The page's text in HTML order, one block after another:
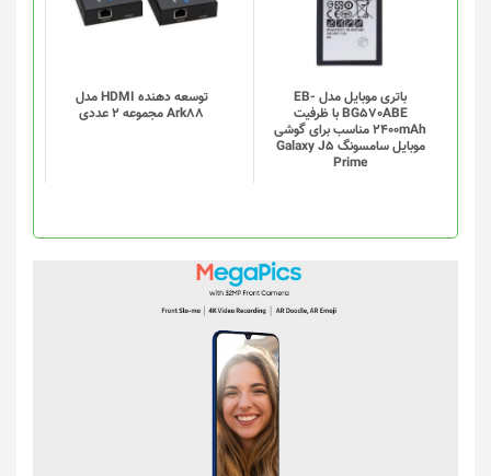
باتری موبایل مدل EB-
BG570ABE با ظرفیت
2400mAh مناسب برای گوشی
موبایل سامسونگ Galaxy J5
Prime
توسعه دهنده HDMI مدل
Ark88 مجموعه 2 عددی